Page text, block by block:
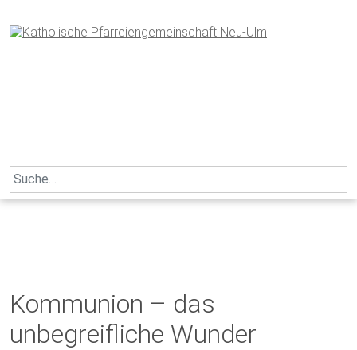
to
content
Search
for:
Kommunion – das
unbegreifliche Wunder